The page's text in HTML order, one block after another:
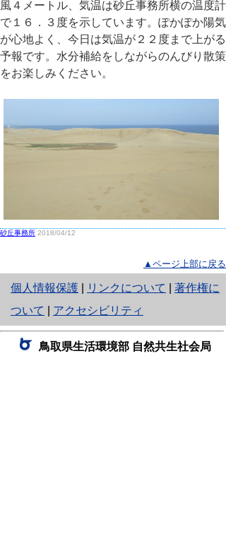
風４メートル、気温は砂丘事務所横の温度計
で１６．３度を示しています。ぽかぽか陽気
が心地よく、今日は気温が２２度まで上がる
予報です。水分補給をしながらのんびり散策
をお楽しみください。
砂丘事務所 2018/04/12
▲ページ上部に戻る
個人情報保護
と
り
ネ
ッ
リンクについて
著作権に
ついて
アクセシビリティ
鳥取県生活環境部 自然共生社会局